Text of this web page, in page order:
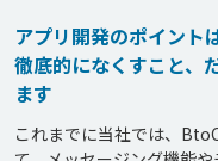
アプリ開発のポイント
徹底的になくすこと、
ます
これまでに当社では、